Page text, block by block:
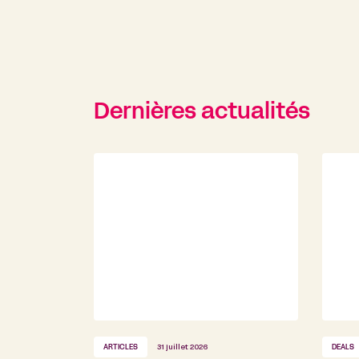
Dernières actualités
ARTICLES 31 juillet 2026 DEALS